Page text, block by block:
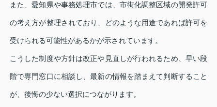
また、愛知県や事務処理市では、市街化調整区域の開発許可
の考え方が整理されており、どのような用途であれば許可を
受けられる可能性があるかが示されています。
こうした制度や方針は改正や見直しが行われるため、早い段
階で専門窓口に相談し、最新の情報を踏まえて判断すること
が、後悔の少ない選択につながります。